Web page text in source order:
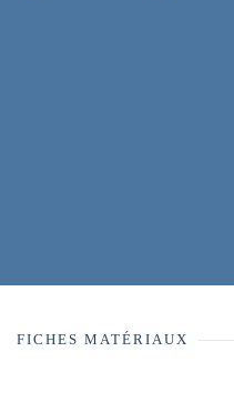
FICHES MATÉRIAUX